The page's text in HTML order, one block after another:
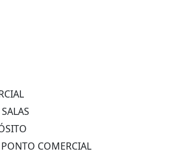
COMERCIAL